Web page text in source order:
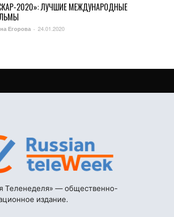
2020»: ЛУЧШИЕ МЕЖДУНАРОДНЫЕ
Егорова - 24.01.2020
Теленеделя» — общественно-
издание.